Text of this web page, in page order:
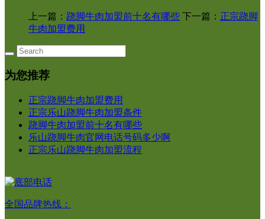
上一篇： 跷脚牛肉加盟前十名有哪些 下一篇： 正宗跷脚
牛肉加盟费用
为您推荐
正宗跷脚牛肉加盟费用
正宗乐山跷脚牛肉加盟条件
跷脚牛肉加盟前十名有哪些
乐山跷脚牛肉官网电话号码多少啊
正宗乐山跷脚牛肉加盟流程
全国品牌热线：